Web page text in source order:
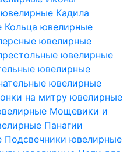
Кадила
Кольца ювелирные
ювелирные
ювелирные
ювелирные
ювелирные
на митру ювелирные
Мощевики и
Панагии
Подсвечники ювелирные